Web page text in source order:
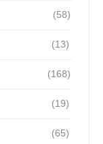
(58)
(13)
(168)
(19)
(65)